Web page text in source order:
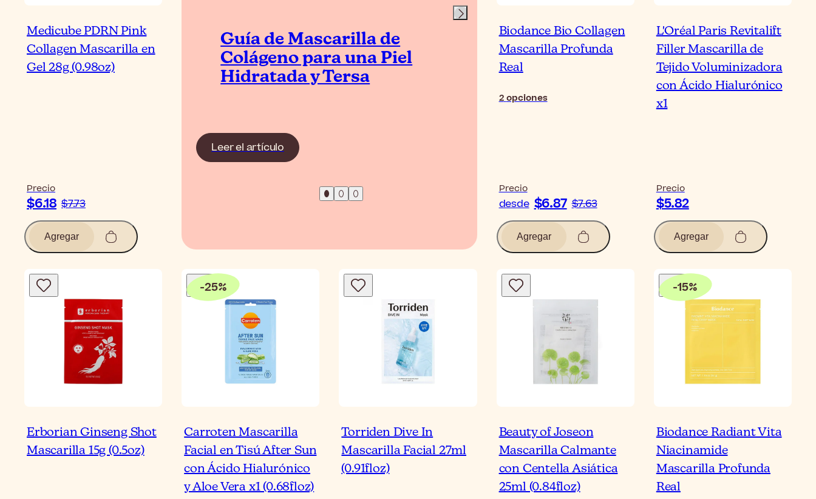
Medicube PDRN Pink
Collagen Mascarilla en
Gel 28g (0.98oz)
Precio
$6.18 $7.73
Agregar
Guía de Mascarilla de
Colágeno para una Piel
Hidratada y Tersa
Leer el artículo
Las Mejores Mascarillas
de Tela Hidratantes para
Piel Apagada y Cansada
Biodance Bio Collagen
Mascarilla Profunda
Real
2 opciones
Precio
desde $6.87 $7.63
Agregar
L'Oréal Paris Revitalift
Filler Mascarilla de
Tejido Voluminizadora
con Ácido Hialurónico
x1
Precio
$5.82
Agregar
Erborian Ginseng Shot
Mascarilla 15g (0.5oz)
-25%
Carroten Mascarilla
Facial en Tisú After Sun
con Ácido Hialurónico
y Aloe Vera x1 (0.68floz)
Torriden Dive In
Mascarilla Facial 27ml
(0.91floz)
Beauty of Joseon
Mascarilla Calmante
con Centella Asiática
25ml (0.84floz)
-15%
Biodance Radiant Vita
Niacinamide
Mascarilla Profunda
Real